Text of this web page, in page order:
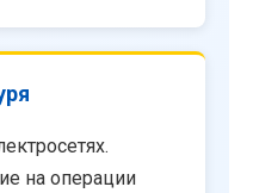
на операции